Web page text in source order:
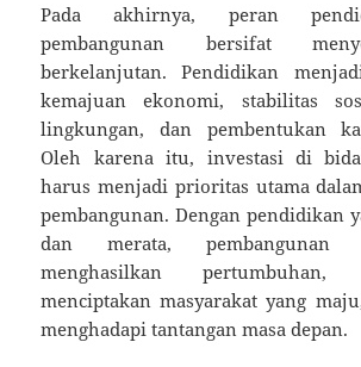
Pada akhirnya, peran
pembangunan bersifat
berkelanjutan. Pendidikan
kemajuan ekonomi, stabilitas
lingkungan, dan pembentukan
Oleh karena itu, investasi di
harus menjadi prioritas utama
pembangunan. Dengan pendidikan
dan merata, pembangunan
menghasilkan
menciptakan masyarakat yang
menghadapi tantangan masa depan.